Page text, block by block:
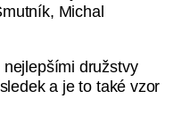
Michal
družstvy
a je to také vzor